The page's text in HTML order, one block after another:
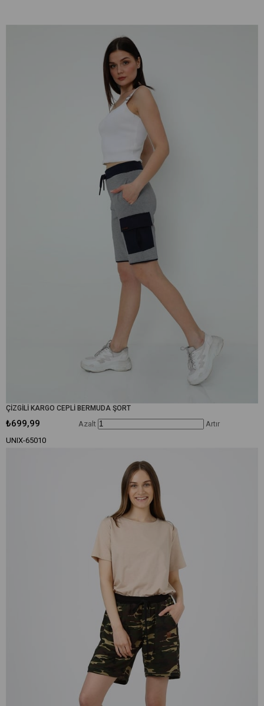
ÇİZGİLİ KARGO CEPLİ BERMUDA ŞORT
₺699,99
UNIX-65010
Azalt Artır